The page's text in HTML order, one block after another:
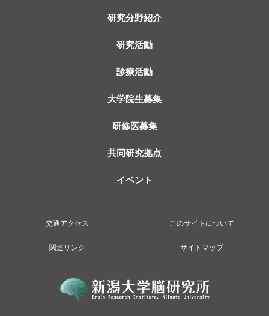
研究分野紹介
研究活動
診療活動
大学院生募集
研修医募集
共同研究拠点
イベント
交通アクセス このサイトについて
関連リンク サイトマップ